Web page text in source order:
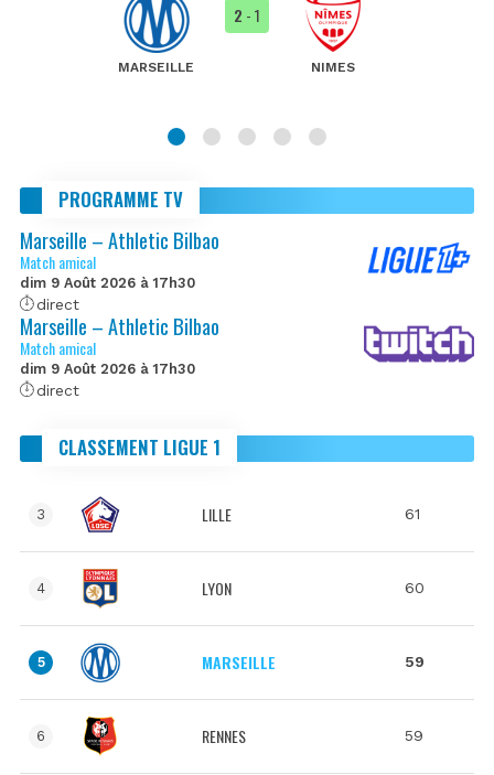
MARSEILLE
2 - 1
NIMES
PROGRAMME TV
Marseille – Athletic Bilbao
Match amical
dim 9 Août 2026 à 17h30
direct
Marseille – Athletic Bilbao
Match amical
dim 9 Août 2026 à 17h30
direct
CLASSEMENT LIGUE 1
3 LILLE 61
4 LYON 60
5 MARSEILLE 59
6 RENNES 59